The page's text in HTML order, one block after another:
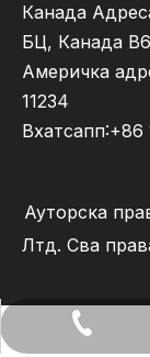
Канада
БЦ, Канада
Америчка
11234
Вхатсапп:+86
Ауторска
Лтд. Сва